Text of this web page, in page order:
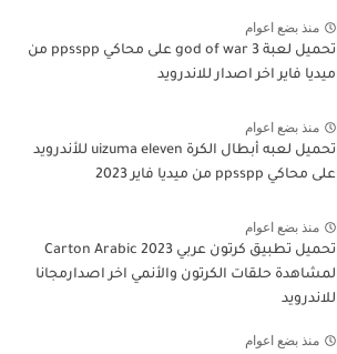
منذ بضع اعوام
تحميل لعبة god of war 3 على محاكي ppsspp من
ميديا فاير اخر اصدار للاندرويد
منذ بضع اعوام
تحميل لعبه أبطال الكرة uizuma eleven للأندرويد
على محاكي ppsspp من ميديا فاير 2023
منذ بضع اعوام
تحميل تطبيق كرتون عربي Carton Arabic 2023
لمشاهدة حلقات الكرتون والأنمي اخر اصدارمجانا
للاندرويد
منذ بضع اعوام